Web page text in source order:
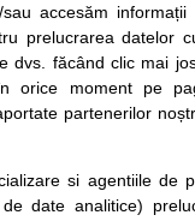
simptome
sfaturile si orice
in urma investigatiilor si
pentru programare in
Legal
Termeni si conditii
accesăm informații
prelucrarea datelor
dvs. făcând clic mai
orice moment pe
partenerilor
si agentiile de
date analitice)